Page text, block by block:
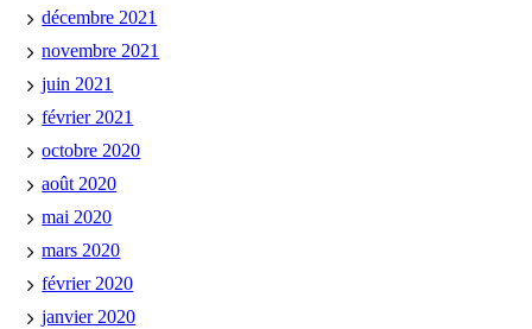
décembre 2021
novembre 2021
juin 2021
février 2021
octobre 2020
août 2020
mai 2020
mars 2020
février 2020
janvier 2020